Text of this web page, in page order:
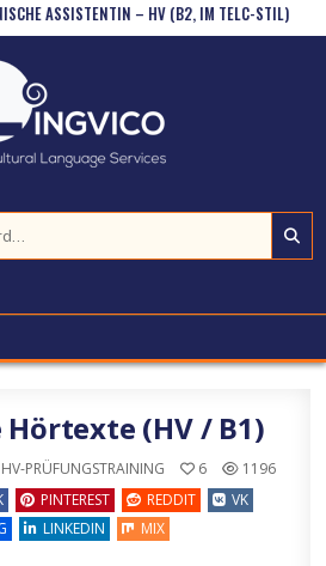
– HV (B2, IM TELC-STIL)
(HV / B1)
HV-PRÜFUNGSTRAINING 6
1196
PINTEREST REDDIT
VK
LINKEDIN MIX